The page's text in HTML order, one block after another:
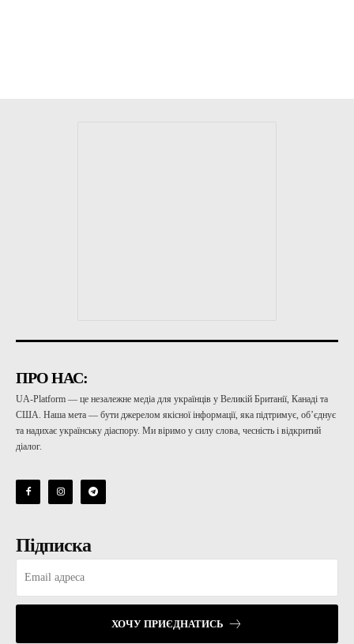
ПРО НАС:
UA-Platform — це незалежне медіа для українців у Великій Британії, Канаді та
США. Наша мета — бути джерелом якісної інформації, яка підтримує, об’єднує
та надихає українську діаспору. Ми віримо у силу слова, чесність і відкритий
діалог.
Підписка
ХОЧУ ПРИЄДНАТИСЬ